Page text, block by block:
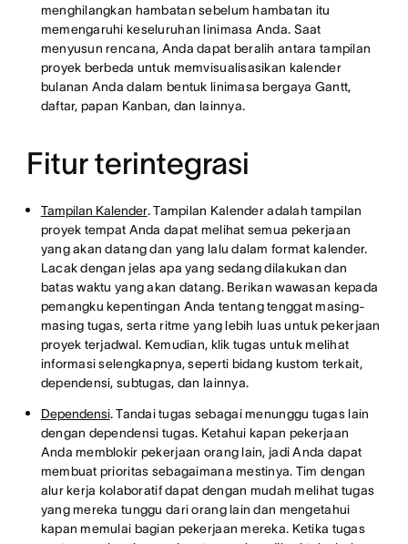
menghilangkan hambatan sebelum hambatan itu
memengaruhi keseluruhan linimasa Anda. Saat
menyusun rencana, Anda dapat beralih antara tampilan
proyek berbeda untuk memvisualisasikan kalender
bulanan Anda dalam bentuk linimasa bergaya Gantt,
daftar, papan Kanban, dan lainnya.
Fitur terintegrasi
Tampilan Kalender. Tampilan Kalender adalah tampilan
proyek tempat Anda dapat melihat semua pekerjaan
yang akan datang dan yang lalu dalam format kalender.
Lacak dengan jelas apa yang sedang dilakukan dan
batas waktu yang akan datang. Berikan wawasan kepada
pemangku kepentingan Anda tentang tenggat masing-
masing tugas, serta ritme yang lebih luas untuk pekerjaan
proyek terjadwal. Kemudian, klik tugas untuk melihat
informasi selengkapnya, seperti bidang kustom terkait,
dependensi, subtugas, dan lainnya.
Dependensi. Tandai tugas sebagai menunggu tugas lain
dengan dependensi tugas. Ketahui kapan pekerjaan
Anda memblokir pekerjaan orang lain, jadi Anda dapat
membuat prioritas sebagaimana mestinya. Tim dengan
alur kerja kolaboratif dapat dengan mudah melihat tugas
yang mereka tunggu dari orang lain dan mengetahui
kapan memulai bagian pekerjaan mereka. Ketika tugas